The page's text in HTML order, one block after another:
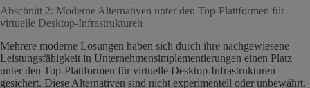
Abschnitt 2: Moderne Alternativen unter den Top-Plattformen für
virtuelle Desktop-Infrastrukturen
Mehrere moderne Lösungen haben sich durch ihre nachgewiesene
Leistungsfähigkeit in Unternehmensimplementierungen einen Platz
unter den Top-Plattformen für virtuelle Desktop-Infrastrukturen
gesichert. Diese Alternativen sind nicht experimentell oder unbewährt.